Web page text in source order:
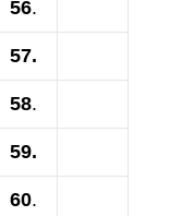
56.
57.
58.
59.
60.